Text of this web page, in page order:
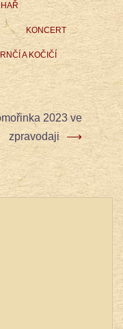
KONCERT
A KOČIČÍ
2023 ve
zpravodaji ⟶